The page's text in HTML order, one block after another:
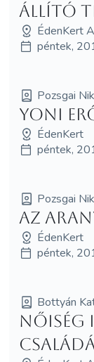
Állító
ÉdenKert
péntek,
Pozsgai
Yoni
ÉdenKert
péntek,
Pozsgai
Az
ÉdenKert
péntek,
Bottyán
Nőiség